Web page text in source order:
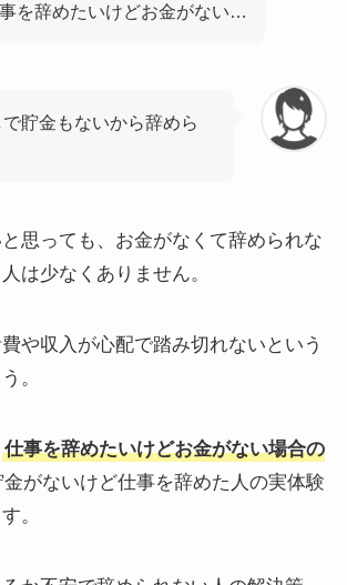
を辞めたいけどお金がない…
貯金もないから辞めら
思っても、お金がなくて辞められな
は少なくありません。
や収入が心配で踏み切れないという
。
仕事を辞めたいけどお金がない場合の
がないけど仕事を辞めた人の実体験
。